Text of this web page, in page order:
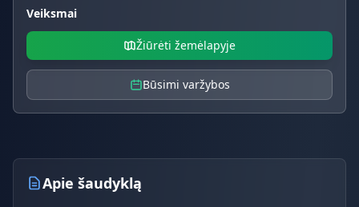
Veiksmai
Žiūrėti žemėlapyje
Būsimi varžybos
Apie šaudyklą